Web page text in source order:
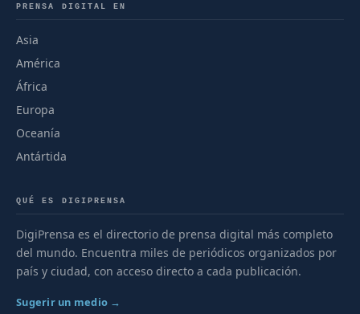
PRENSA DIGITAL EN
Asia
América
África
Europa
Oceanía
Antártida
QUÉ ES DIGIPRENSA
DigiPrensa es el directorio de prensa digital más completo
del mundo. Encuentra miles de periódicos organizados por
país y ciudad, con acceso directo a cada publicación.
Sugerir un medio →